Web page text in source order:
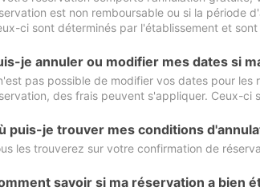
est non remboursable ou si la période
ci sont déterminés par l'établissement et
je annuler ou modifier mes dates si
pas possible de modifier vos dates pour
des frais peuvent s'appliquer. Ceux-ci
puis-je trouver mes conditions
les trouverez sur votre confirmation de
savoir si ma réservation a bien